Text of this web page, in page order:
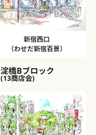
新宿西口
（わせだ新宿百景）
淀橋Bブロック
(13商店会)